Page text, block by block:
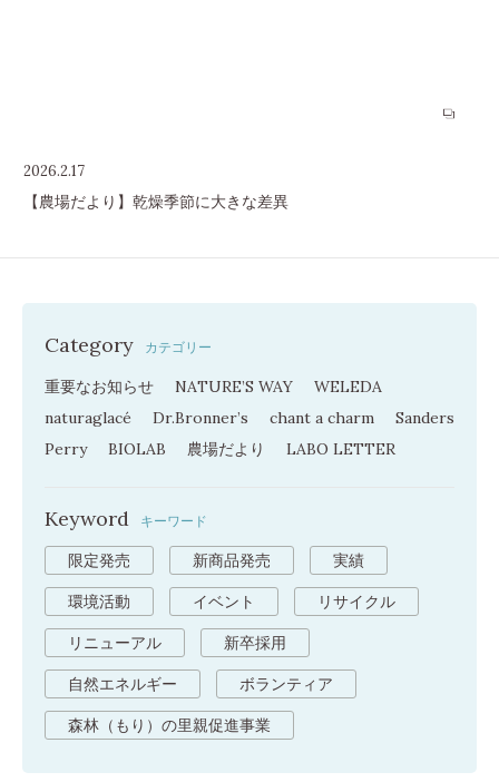
2026.2.17
【農場だより】乾燥季節に大きな差異
Category カテゴリー
重要なお知らせ NATURE’S WAY
WELEDA
naturaglacé
Dr.Bronner’s chant a charm
Sanders
Perry
BIOLAB 農場だより LABO LETTER
Keyword キーワード
限定発売 新商品発売 実績
環境活動 イベント リサイクル
リニューアル 新卒採用
自然エネルギー ボランティア
森林（もり）の里親促進事業